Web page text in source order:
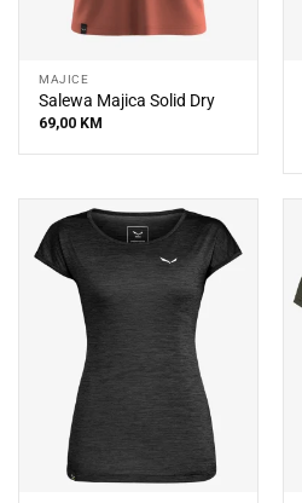
MAJICE
Salewa Majica Solid Dry
69,00 KM